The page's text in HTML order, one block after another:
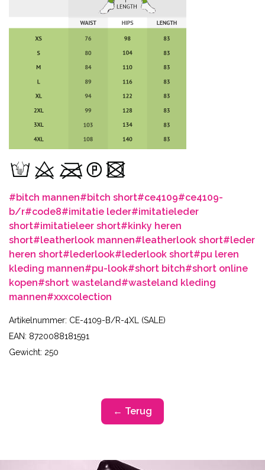
#bitch mannen#bitch short#ce4109#ce4109-
b/r#code8#imitatie leder#imitatieleder
short#imitatieleer short#kinky heren
short#leatherlook mannen#leatherlook short#leder
heren short#lederlook#lederlook short#pu leren
kleding mannen#pu-look#short bitch#short online
kopen#short wasteland#wasteland kleding
mannen#xxxcolection
Artikelnummer: CE-4109-B/R-4XL (SALE)
EAN: 8720088181591
Gewicht: 250
← Terug